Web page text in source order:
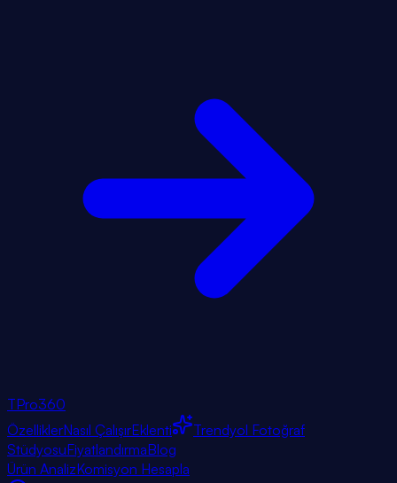
TPro360
ÖzelliklerNasıl ÇalışırEklenti
Trendyol Fotoğraf
StüdyosuFiyatlandırmaBlog
Ürün AnalizKomisyon Hesapla